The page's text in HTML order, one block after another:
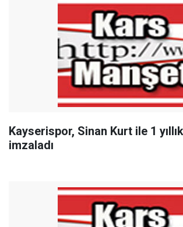
Kayserispor, Sinan Kurt ile 1 yıllık sözleşme
imzaladı